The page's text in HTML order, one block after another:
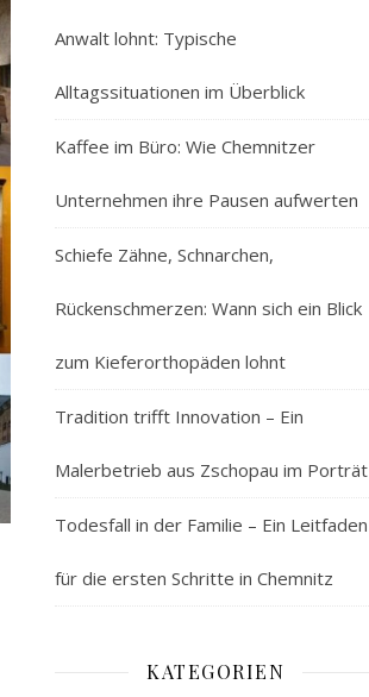
Anwalt lohnt: Typische
Alltagssituationen im Überblick
Kaffee im Büro: Wie Chemnitzer
Unternehmen ihre Pausen aufwerten
Schiefe Zähne, Schnarchen,
Rückenschmerzen: Wann sich ein Blick
zum Kieferorthopäden lohnt
Tradition trifft Innovation – Ein
Malerbetrieb aus Zschopau im Porträt
Todesfall in der Familie – Ein Leitfaden
für die ersten Schritte in Chemnitz
KATEGORIEN